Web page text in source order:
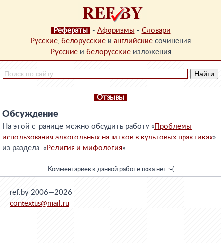
Рефераты - Афоризмы - Словари
Русские, белорусские и английские сочинения
Русскиеи белорусскиеизложения
Отзывы
Обсуждение
На этой странице можно обсудить работу « Проблемы
использования алкогольных напитков в культовых практиках»
из раздела: «Религия и мифология»
Комментариев к данной работе пока нет :-(
ref.by 2006—2026
contextus@mail.ru